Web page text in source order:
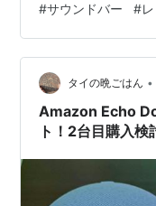
え商品ラインナップ
良いのか分からな
回は、値段も手頃
「Funlogy
のスマートスピー
Funlogy…
#サウンドバー #
タイの晩ごはん •
Amazon Echo
ト！2台目購入検